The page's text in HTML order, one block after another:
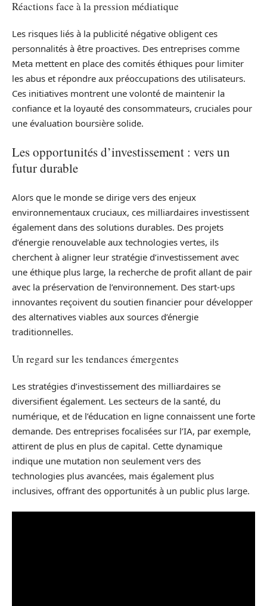
Réactions face à la pression médiatique
Les risques liés à la publicité négative obligent ces
personnalités à être proactives. Des entreprises comme
Meta mettent en place des comités éthiques pour limiter
les abus et répondre aux préoccupations des utilisateurs.
Ces initiatives montrent une volonté de maintenir la
confiance et la loyauté des consommateurs, cruciales pour
une évaluation boursière solide.
Les opportunités d’investissement : vers un
futur durable
Alors que le monde se dirige vers des enjeux
environnementaux cruciaux, ces milliardaires investissent
également dans des solutions durables. Des projets
d’énergie renouvelable aux technologies vertes, ils
cherchent à aligner leur stratégie d’investissement avec
une éthique plus large, la recherche de profit allant de pair
avec la préservation de l’environnement. Des start-ups
innovantes reçoivent du soutien financier pour développer
des alternatives viables aux sources d’énergie
traditionnelles.
Un regard sur les tendances émergentes
Les stratégies d’investissement des milliardaires se
diversifient également. Les secteurs de la santé, du
numérique, et de l’éducation en ligne connaissent une forte
demande. Des entreprises focalisées sur l’IA, par exemple,
attirent de plus en plus de capital. Cette dynamique
indique une mutation non seulement vers des
technologies plus avancées, mais également plus
inclusives, offrant des opportunités à un public plus large.